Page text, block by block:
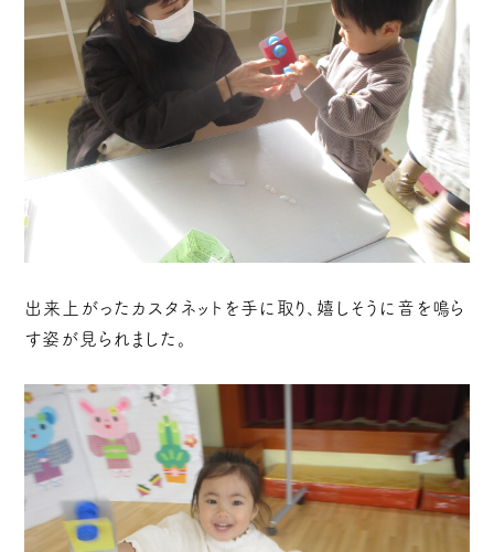
出来上がったカスタネットを手に取り、嬉しそうに音を鳴ら
す姿が見られました。